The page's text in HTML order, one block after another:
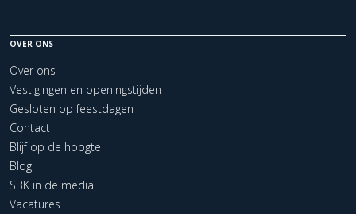
OVER ONS
Over ons
Vestigingen en openingstijden
Gesloten op feestdagen
Contact
Blijf op de hoogte
Blog
SBK in de media
Vacatures